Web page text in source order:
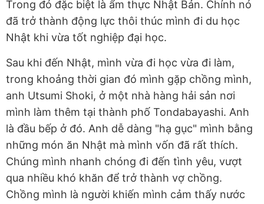
Trong đó đặc biệt là ẩm thực Nhật Bản. Chính nó
đã trở thành động lực thôi thúc mình đi du học
Nhật khi vừa tốt nghiệp đại học.
Sau khi đến Nhật, mình vừa đi học vừa đi làm,
trong khoảng thời gian đó mình gặp chồng mình,
anh Utsumi Shoki, ở một nhà hàng hải sản nơi
mình làm thêm tại thành phố Tondabayashi. Anh
là đầu bếp ở đó. Anh dễ dàng "hạ gục" mình bằng
những món ăn Nhật mà mình vốn đã rất thích.
Chúng mình nhanh chóng đi đến tình yêu, vượt
qua nhiều khó khăn để trở thành vợ chồng.
Chồng mình là người khiến mình cảm thấy nước